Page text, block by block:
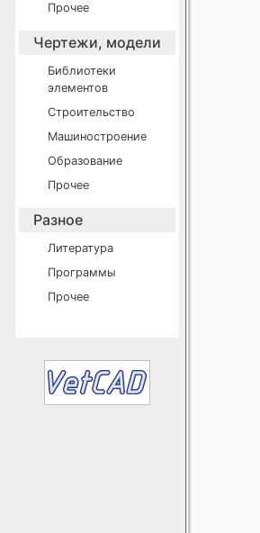
Прочее
Чертежи, модели
Библиотеки
элементов
Строительство
Машиностроение
Образование
Прочее
Разное
Литература
Программы
Прочее